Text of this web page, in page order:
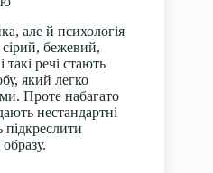
але й психологія
бежевий,
речі стають
який легко
Проте набагато
нестандартні
підкреслити